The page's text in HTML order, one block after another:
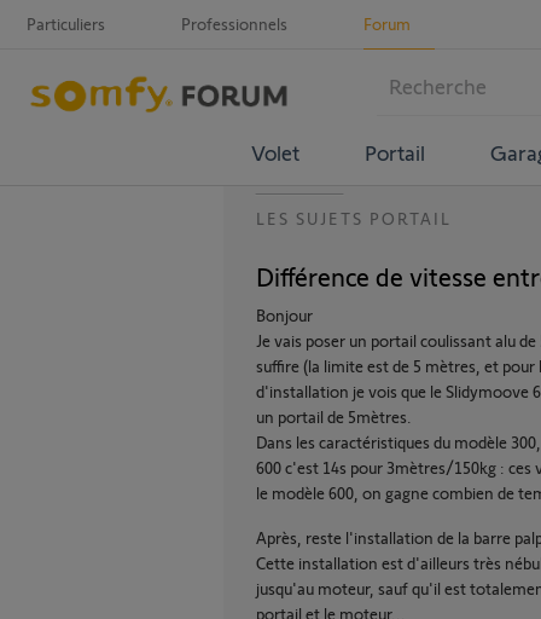
Particuliers Professionnels Forum
Volet Portail
LES SUJETS PORTAIL
Différence de vitesse
Bonjour
Je vais poser un portail coulissant alu
suffire (la limite est de 5 mètres, et
d'installation je vois que le Slidymoove
un portail de 5mètres.
Dans les caractéristiques du modèle
600 c'est 14s pour 3mètres/150kg : ces
le modèle 600, on gagne combien de
Après, reste l'installation de la barre
Cette installation est d'ailleurs très
jusqu'au moteur, sauf qu'il est
portail et le moteur...